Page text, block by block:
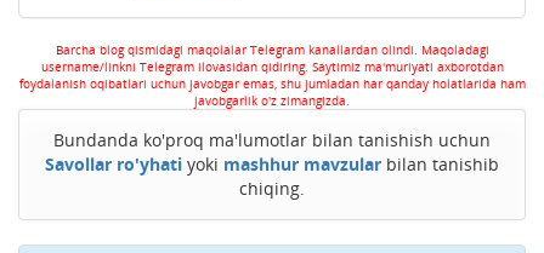
Barcha blog qismidagi maqolalar Telegram kanallardan olindi. Maqoladagi
username/linkni Telegram ilovasidan qidiring. Saytimiz ma'muriyati axborotdan
foydalanish oqibatlari uchun javobgar emas, shu jumladan har qanday holatlarida ham
javobgarlik o'z zimangizda.
Bundanda ko'proq ma'lumotlar bilan tanishish uchun
Savollar ro'yhati yoki mashhur mavzular bilan tanishib
chiqing.